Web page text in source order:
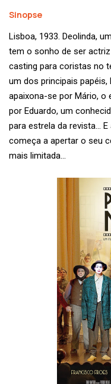
Sinopse
Lisboa, 1933. Deolinda,
tem o sonho de ser
casting para coristas no
um dos principais papéis,
apaixona-se por Mário, o
por Eduardo, um
para estrela da revista…
começa a apertar o seu
mais limitada…